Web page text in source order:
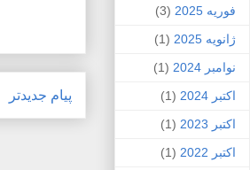
پیام جدیدتر
فوریه 2025
(3)
ژانویه 2025
(1)
نوامبر 2024
(1)
اکتبر 2024
(1)
اکتبر 2023
(1)
اکتبر 2022
(1)